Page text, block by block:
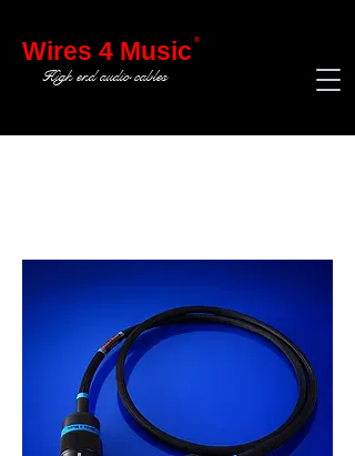
®
Wires 4 Music
High end audio cables